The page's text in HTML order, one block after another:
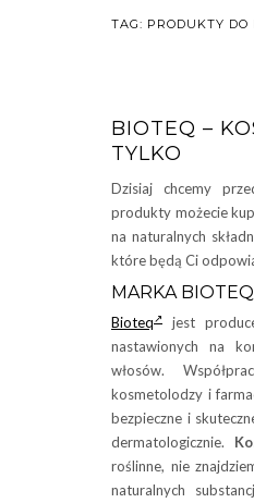
TAG: PRODUKTY DO
BIOTEQ –
TYLKO
Dzisiaj chcemy
produkty możecie
na naturalnych
które będą Ci
MARKA BIOTEQ
Bioteq jest
nastawionych na
włosów.
kosmetolodzy i
bezpieczne i
dermatologicznie.
roślinne, nie
naturalnych